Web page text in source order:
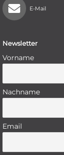
E-Mail
Newsletter
Vorname
Nachname
Email